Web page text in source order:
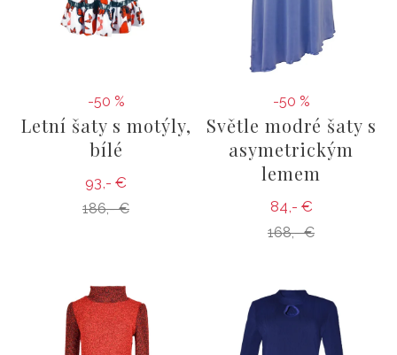
-50 %
Letní šaty s motýly,
bílé
93,- €
186,- €
-50 %
Světle modré šaty s
asymetrickým
lemem
84,- €
168,- €